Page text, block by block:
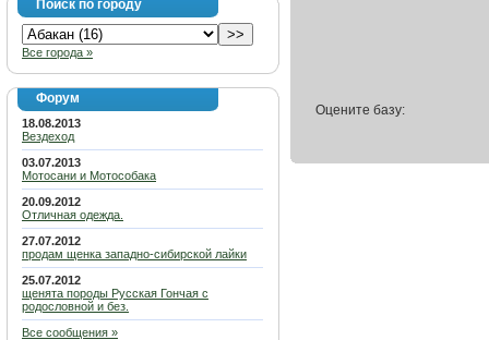
Поиск по городу
Все города »
Форум
18.08.2013
Вездеход
03.07.2013
Мотосани и Мотособака
20.09.2012
Отличная одежда.
27.07.2012
продам щенка западно-сибирской лайки
25.07.2012
щенята породы Русская Гончая с
родословной и без.
Все сообщения »
Оцените базу: